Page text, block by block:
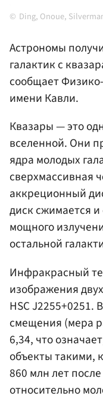
Ding, Onoue,
Астрономы
галактик с
сообщает
имени Кавли.
Квазары — это
вселенной. Они
ядра молодых
сверхмассивная
аккреционный
диск сжимается
мощного
остальной
Инфракрасный
изображения
HSC J2255+0251.
смещения (мера
6,34, что
объекты такими,
860 млн лет
относительно